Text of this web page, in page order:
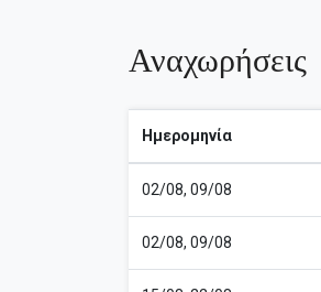
Αναχωρήσεις
Ημερομηνία
02/08, 09/08
02/08, 09/08